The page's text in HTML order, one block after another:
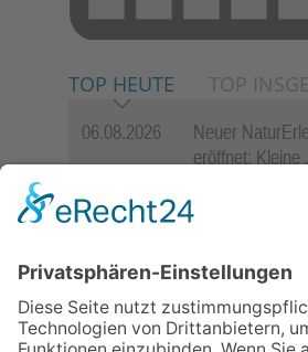
TOP HEUTE TOP
06.08.2026
Neuer
eröffnet: Kleine
die Zukunft der
Königstein
06.08.2026
Gewinnspiel
Schuljahr